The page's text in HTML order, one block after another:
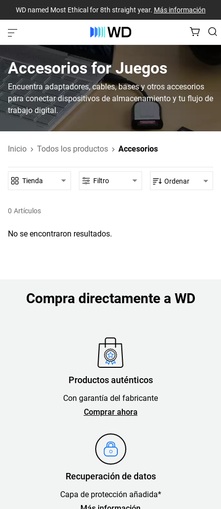
WD named Most Ethical for 8th straight year. Más información
Accesorios‎ for‎ Juegos‎
Encuentra adaptadores, cables, bases y otros accesorios
para conectar dispositivos de almacenamiento y tu flujo de
trabajo digital.
Inicio Todos los productos Accesorios
0 Artículos
Tienda Filtro Ordenar
No se encontraron resultados.
Compra directamente a WD
Productos auténticos
Con garantía del fabricante
Comprar ahora
Recuperación de datos
Capa de protección añadida*